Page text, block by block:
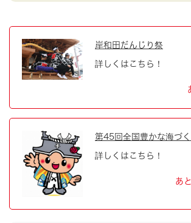
岸和田だんじり祭
詳しくはこちら！
第45回全国豊かな海づ
詳しくはこちら！
あと